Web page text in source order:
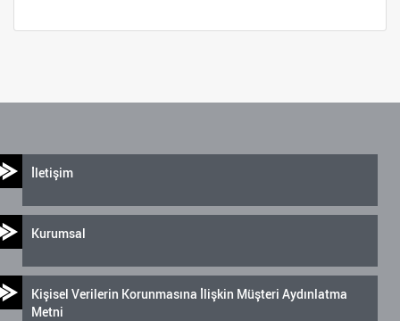
İletişim
Kurumsal
Kişisel Verilerin Korunmasına İlişkin Müşteri Aydınlatma
Metni